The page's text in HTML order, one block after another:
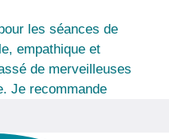
les séances de
empathique et
de merveilleuses
Je recommande